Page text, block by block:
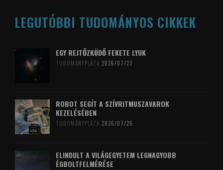
LEGUTÓBBI TUDOMÁNYOS CIKKEK
EGY REJTŐZKÖDŐ FEKETE LYUK
TUDOMÁNYPLÁZA 2026/07/27
ROBOT SEGÍT A SZÍVRITMUSZAVAROK
KEZELÉSÉBEN
TUDOMÁNYPLÁZA 2026/07/26
ELINDULT A VILÁGEGYETEM LEGNAGYOBB
ÉGBOLTFELMÉRÉSE